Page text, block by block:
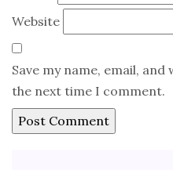
Website
Save my name, email,
the next time I comment.